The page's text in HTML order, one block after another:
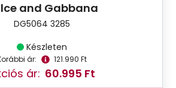
and Gabbana
DG5064 3285
Készleten
ár: 121.990 Ft
ár: 60.995 Ft